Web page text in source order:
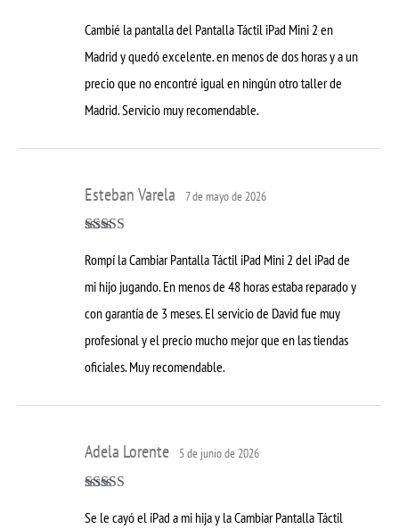
5de 5
Cambié la pantalla del Pantalla Táctil iPad Mini 2 en
Madrid y quedó excelente. en menos de dos horas y a un
precio que no encontré igual en ningún otro taller de
Madrid. Servicio muy recomendable.
5de 5
Esteban Varela 7 de mayo de 2026
Rompí la Cambiar Pantalla Táctil iPad Mini 2 del iPad de
mi hijo jugando. En menos de 48 horas estaba reparado y
con garantía de 3 meses. El servicio de David fue muy
profesional y el precio mucho mejor que en las tiendas
oficiales. Muy recomendable.
5de 5
Adela Lorente 5 de junio de 2026
Se le cayó el iPad a mi hija y la Cambiar Pantalla Táctil